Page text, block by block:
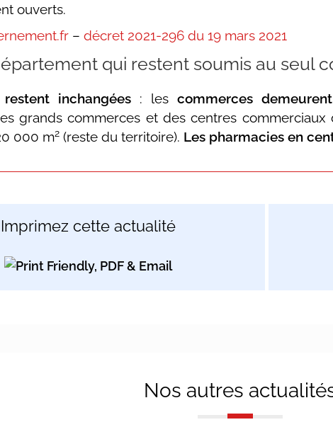
ouverts.
–décret 2021-296 du 19 mars 2021
qui restent soumis au seul
inchangées : lescommerces
grands commerces et des centres
000 m2 (reste du territoire). Les pharmacies en
Imprimez cette actualité
Nos autres